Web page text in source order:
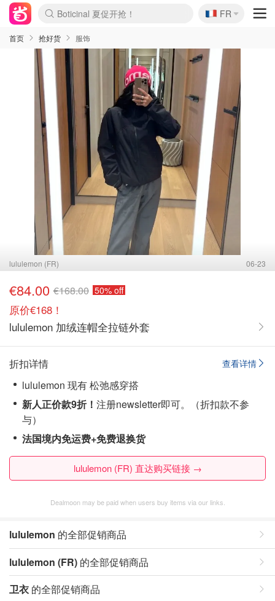
4折！lulu周四疯狂上新
还没结束！&OtherStories大促
Joybuy变相75折 随时失效
速领！Stanley独家85折
疑似霸哥！Camper额外叠85折
Zalando 奥莱闪促！每日更新
Moncler反季囤！5折起+叠9折
Coach Brooklyn仅€192
🇫🇷
FR
首页 抢好货 服饰
lululemon (FR) 06-23
€84.00 €168.00 50% off
原价€168！
lululemon 加绒连帽全拉链外套
查看详情
折扣详情
lululemon 现有 松弛感穿搭
新人正价款9折！ 注册newsletter即可。（折扣款不参
与）
法国境内免运费+免费退换货
lululemon (FR) 直达购买链接 →
Dealmoon may be paid when users buy items via our links.
lululemon 的全部促销商品
lululemon (FR) 的全部促销商品
卫衣 的全部促销商品